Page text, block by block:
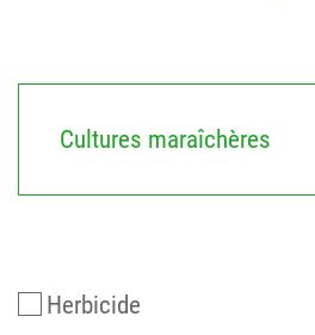
Cultures maraîchères
Herbicide